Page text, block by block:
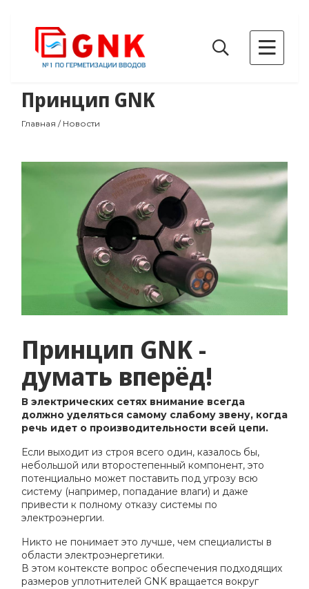
Принцип GNK
Главная / Новости
Принцип GNK -
думать вперёд!
В электрических сетях внимание всегда
должно уделяться самому слабому звену, когда
речь идет о производительности всей цепи.
Если выходит из строя всего один, казалось бы,
небольшой или второстепенный компонент, это
потенциально может поставить под угрозу всю
систему (например, попадание влаги) и даже
привести к полному отказу системы по
электроэнергии.
Никто не понимает это лучше, чем специалисты в
области электроэнергетики.
В этом контексте вопрос обеспечения подходящих
размеров уплотнителей GNK вращается вокруг